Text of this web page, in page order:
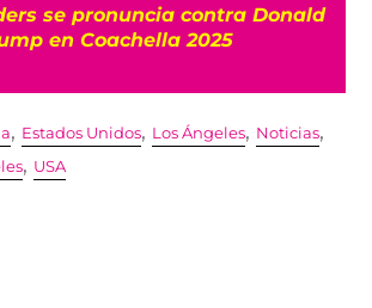
se pronuncia contra Donald
en Coachella 2025
, Estados Unidos, Los Ángeles, Noticias,
, USA